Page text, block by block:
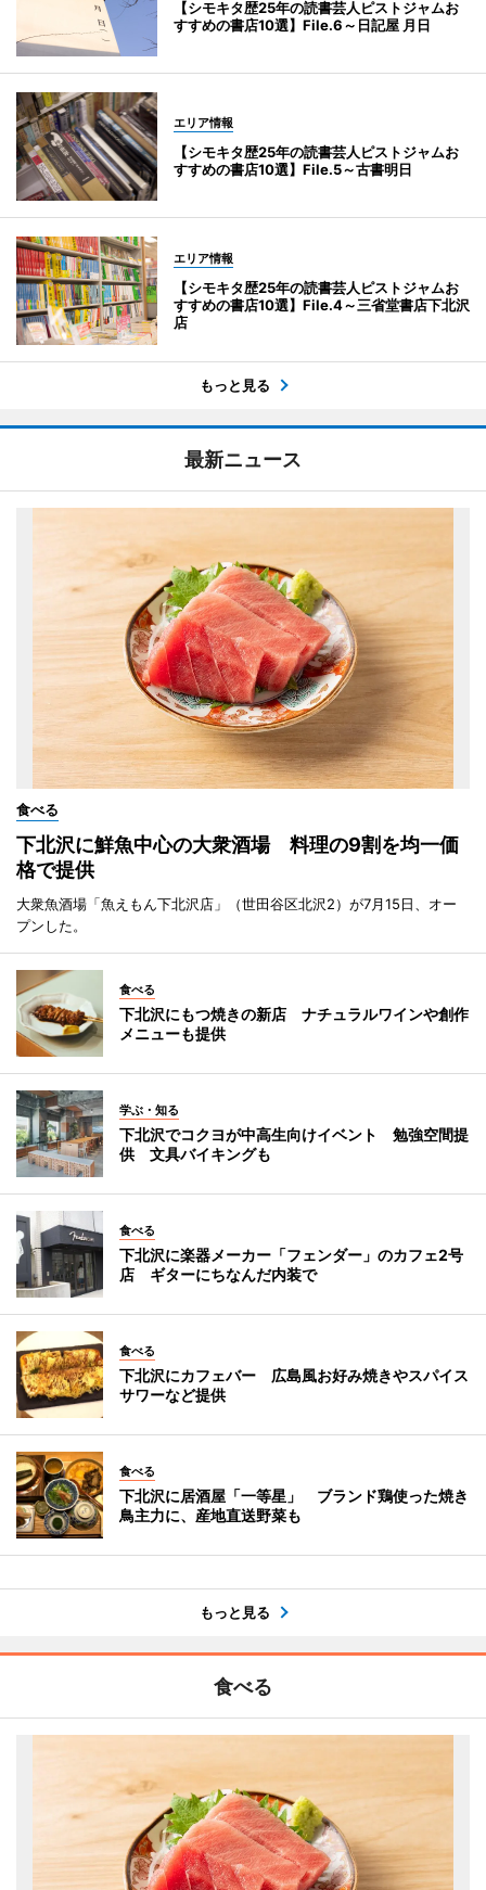
【シモキタ歴25年の読書芸人ピストジャムお
すすめの書店10選】File.6～日記屋 月日
エリア情報
【シモキタ歴25年の読書芸人ピストジャムお
すすめの書店10選】File.5～古書明日
エリア情報
【シモキタ歴25年の読書芸人ピストジャムお
すすめの書店10選】File.4～三省堂書店下北沢
店
もっと見る
最新ニュース
食べる
下北沢に鮮魚中心の大衆酒場 料理の9割を均一価
格で提供
大衆魚酒場「魚えもん下北沢店」（世田谷区北沢2）が7月15日、オー
プンした。
食べる
下北沢にもつ焼きの新店 ナチュラルワインや創作
メニューも提供
学ぶ・知る
下北沢でコクヨが中高生向けイベント 勉強空間提
供 文具バイキングも
食べる
下北沢に楽器メーカー「フェンダー」のカフェ2号
店 ギターにちなんだ内装で
食べる
下北沢にカフェバー 広島風お好み焼きやスパイス
サワーなど提供
食べる
下北沢に居酒屋「一等星」 ブランド鶏使った焼き
鳥主力に、産地直送野菜も
もっと見る
食べる